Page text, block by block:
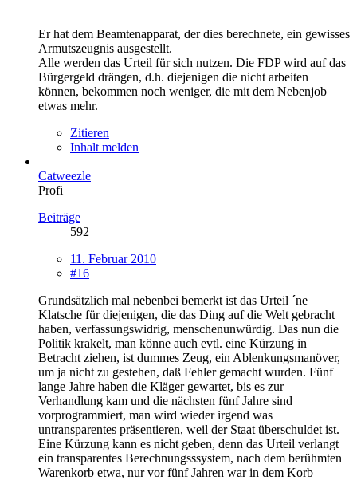
Er hat dem Beamtenapparat, der dies berechnete, ein gewisses
Armutszeugnis ausgestellt.
Alle werden das Urteil für sich nutzen. Die FDP wird auf das
Bürgergeld drängen, d.h. diejenigen die nicht arbeiten
können, bekommen noch weniger, die mit dem Nebenjob
etwas mehr.
Zitieren
Inhalt melden
Catweezle
Profi
Beiträge
592
11. Februar 2010
#16
Grundsätzlich mal nebenbei bemerkt ist das Urteil ´ne
Klatsche für diejenigen, die das Ding auf die Welt gebracht
haben, verfassungswidrig, menschenunwürdig. Das nun die
Politik krakelt, man könne auch evtl. eine Kürzung in
Betracht ziehen, ist dummes Zeug, ein Ablenkungsmanöver,
um ja nicht zu gestehen, daß Fehler gemacht wurden. Fünf
lange Jahre haben die Kläger gewartet, bis es zur
Verhandlung kam und die nächsten fünf Jahre sind
vorprogrammiert, man wird wieder irgend was
untransparentes präsentieren, weil der Staat überschuldet ist.
Eine Kürzung kann es nicht geben, denn das Urteil verlangt
ein transparentes Berechnungsssystem, nach dem berühmten
Warenkorb etwa, nur vor fünf Jahren war in dem Korb